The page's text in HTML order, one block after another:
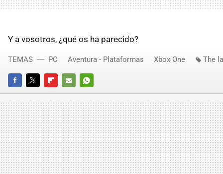
Y a vosotros, ¿qué os ha parecido?
FACEBOOKTWITTERFLIPBOARD
E-
MAIL
WHATSAPP
TEMAS PC Aventura - Plataformas Xbox One The